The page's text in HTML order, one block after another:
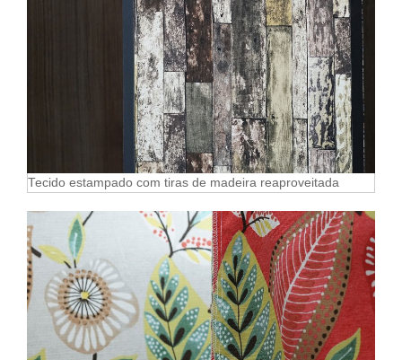
Tecido estampado com tiras de madeira reaproveitada